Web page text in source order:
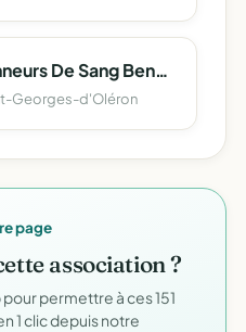
Association Des Donneurs De Sang Benevoles Des Communes De Saint-Georges, La Bree Et Saint-Denis D'oleron
Georges-d'Oléron
page
association ?
permettre à ces 151
1 clic depuis notre